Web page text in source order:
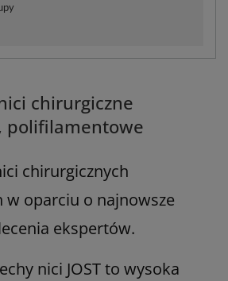
nici chirurgiczne
polifilamentowe
chirurgicznych
oparciu o najnowsze
ekspertów.
nici JOST to wysoka